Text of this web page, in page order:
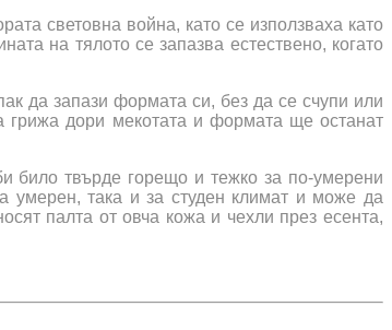
световна война, като се използваха като
на тялото се запазва естествено, когато
да запази формата си, без да се счупи или
грижа дори мекотата и формата ще останат
било твърде горещо и тежко за по-умерени
умерен, така и за студен климат и може да
палта от овча кожа и чехли през есента,